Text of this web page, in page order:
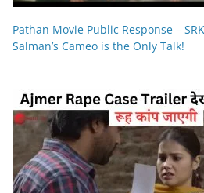
Pathan Movie Public Response –
Salman’s Cameo is the Only Talk!